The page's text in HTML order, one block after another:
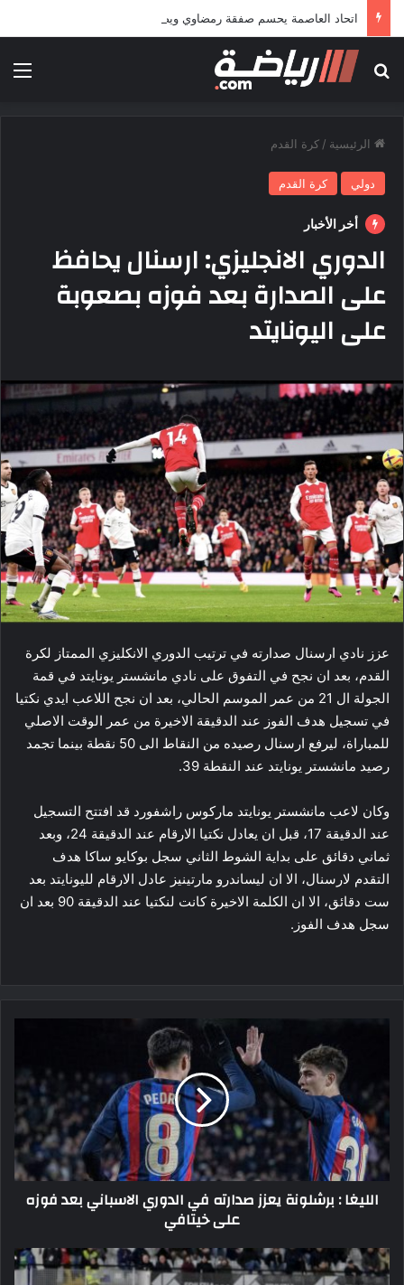
اتحاد العاصمة يحسم صفقة رمضاوي ويضمه لثلاثة مواسم
بحث عن
الرئيسية / كرة القدم
دولي كرة القدم
أخر الأخبار
الدوري الانجليزي: ارسنال يحافظ
على الصدارة بعد فوزه بصعوبة
على اليونايتد
عزز نادي ​ارسنال​ صدارته في ترتيب ​الدوري الانكليزي الممتاز​ لكرة
القدم، بعد ان نجح في التفوق على نادي ​مانشستر يونايتد​ في قمة
الجولة ال 21 من عمر الموسم الحالي، بعد ان نجح اللاعب ايدي نكتيا
في تسجيل هدف الفوز عند الدقيقة الاخيرة من عمر الوقت الاصلي
للمباراة، ليرفع ارسنال رصيده من النقاط الى 50 نقطة بينما تجمد
رصيد مانشستر يونايتد عند النقطة 39.
وكان لاعب مانشستر يونايتد ماركوس راشفورد قد افتتح التسجيل
عند الدقيقة 17، قبل ان يعادل نكتيا الارقام عند الدقيقة 24، وبعد
ثماني دقائق على بداية الشوط الثاني سجل بوكايو ساكا هدف
التقدم لارسنال، الا ان ليساندرو مارتينيز عادل الارقام لليونايتد بعد
ست دقائق، الا ان الكلمة الاخيرة كانت لنكتيا عند الدقيقة 90 بعد ان
سجل هدف الفوز.
صدارته
الدوري
الاسباني
بعد
فوزه
الليغا : برشلونة يعزز صدارته في الدوري الاسباني بعد فوزه
على خيتافي
الكالتشيو:
روما